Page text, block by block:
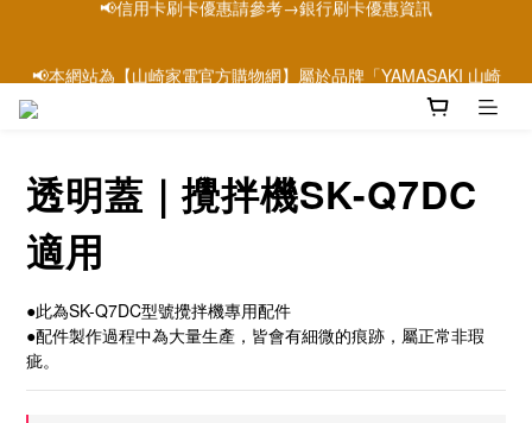
家電」唯一官方購物網站
透明蓋｜攪拌機SK-Q7DC
適用
●此為SK-Q7DC型號攪拌機專用配件
●配件製作過程中為大量生產，皆會有細微的痕跡，屬正常非瑕
疵。